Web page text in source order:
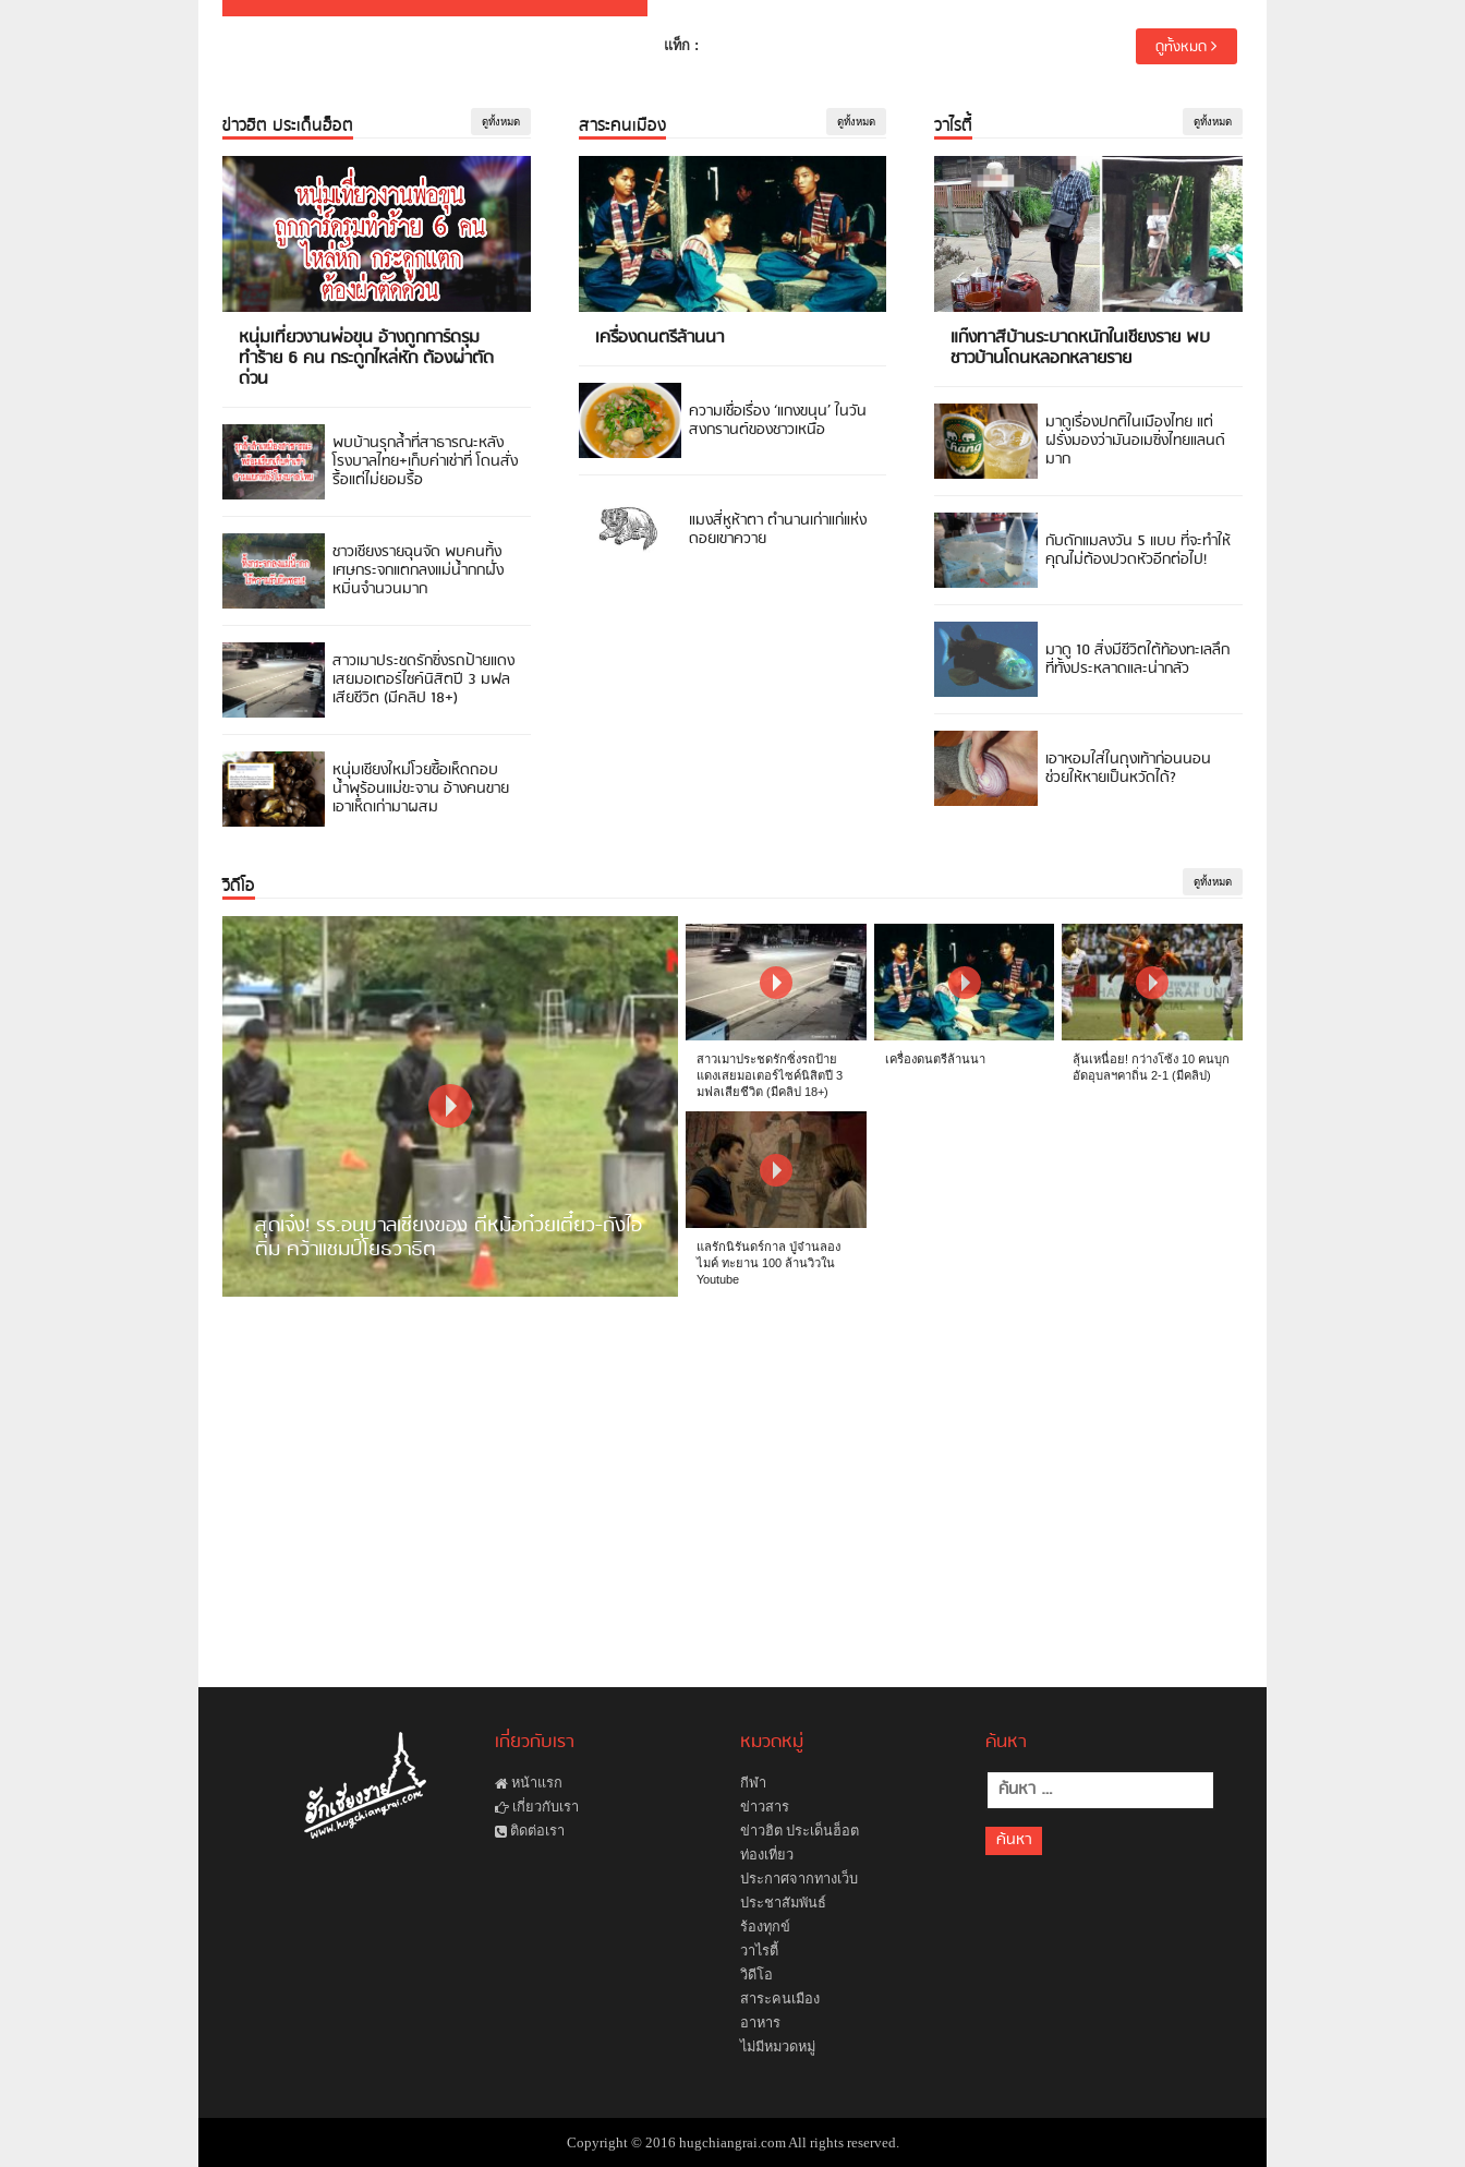
แท็ก : ดูทั้งหมด
ข่าวฮิต ประเด็นฮ็อต ดูทั้งหมด
หนุ่มเที่ยวงานพ่อขุน อ้างถูกการ์ดรุม
ทำร้าย 6 คน กระดูกไหล่หัก ต้องผ่าตัด
ด่วน
พบบ้านรุกล้ำที่สาธารณะหลัง
โรงบาลไทย+เก็บค่าเช่าที่ โดนสั่ง
รื้อแต่ไม่ยอมรื้อ
ชาวเชียงรายฉุนจัด พบคนทิ้ง
เศษกระจกแตกลงแม่น้ำกกฝั่ง
หมิ่นจำนวนมาก
สาวเมาประชดรักซิ่งรถป้ายแดง
เสยมอเตอร์ไซค์นิสิตปี 3 มฟล
เสียชีวิต (มีคลิป 18+)
หนุ่มเชียงใหม่โวยซื้อเห็ดถอบ
น้ำพุร้อนแม่ขะจาน อ้างคนขาย
เอาเห็ดเก่ามาผสม
สาระคนเมือง ดูทั้งหมด
เครื่องดนตรีล้านนา
ความเชื่อเรื่อง ‘แกงขนุน’ ในวัน
สงกรานต์ของชาวเหนือ
แมงสี่หูห้าตา ตำนานเก่าแก่แห่ง
ดอยเขาควาย
วาไรตี้ ดูทั้งหมด
แก๊งทาสีบ้านระบาดหนักในเชียงราย พบ
ชาวบ้านโดนหลอกหลายราย
มาดูเรื่องปกติในเมืองไทย แต่
ฝรั่งมองว่ามันอเมซิ่งไทยแลนด์
มาก
กับดักแมลงวัน 5 แบบ ที่จะทำให้
คุณไม่ต้องปวดหัวอีกต่อไป!
มาดู 10 สิ่งมีชีวิตใต้ท้องทะเลลึก
ที่ทั้งประหลาดและน่ากลัว
เอาหอมใส่ในถุงเท้าก่อนนอน
ช่วยให้หายเป็นหวัดได้?
วิดีโอ ดูทั้งหมด
สุดเจ๋ง! รร.อนุบาลเชียงของ ตีหม้อก๋วยเตี๋ยว-ถังไอ
ติม คว้าแชมป์โยธวาธิต
สาวเมาประชดรักซิ่งรถป้าย
แดงเสยมอเตอร์ไซค์นิสิตปี 3
มฟลเสียชีวิต (มีคลิป 18+)
เครื่องดนตรีล้านนา
ลุ้นเหนื่อย! กว่างโซ้ง 10 คนบุก
อัดอุบลฯคาถิ่น 2-1 (มีคลิป)
แลรักนิรันดร์กาล ปู่จ๋านลอง
ไมค์ ทะยาน 100 ล้านวิวใน
Youtube
เกี่ยวกับเรา
หน้าแรก
เกี่ยวกับเรา
ติดต่อเรา
หมวดหมู่
กีฬา
ข่าวสาร
ข่าวฮิต ประเด็นฮ็อต
ท่องเที่ยว
ประกาศจากทางเว็บ
ประชาสัมพันธ์
ร้องทุกข์
วาไรตี้
วิดีโอ
สาระคนเมือง
อาหาร
ไม่มีหมวดหมู่
ค้นหา
ค้นหา
สำหรับ:
Copyright © 2016 hugchiangrai.com All rights reserved.